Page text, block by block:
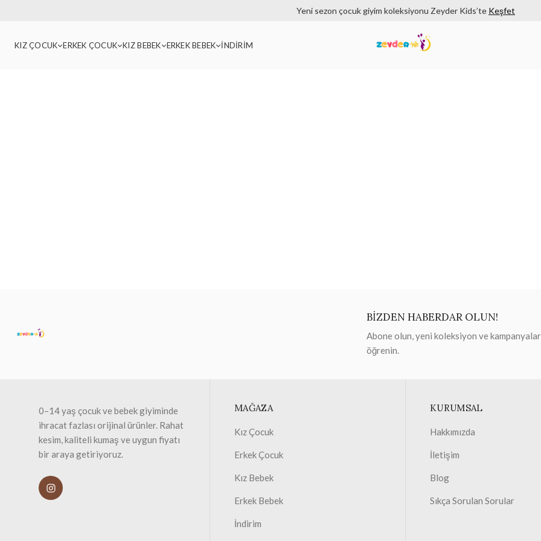
Yeni sezon çocuk giyim koleksiyonu Zeyder Kids’te Keşfet
KIZ ÇOCUK ERKEK ÇOCUK KIZ BEBEK ERKEK BEBEK İNDİRİM
BİZDEN HABERDAR OLUN!
Abone olun, yeni koleksiyon ve
öğrenin.
0–14 yaş çocuk ve bebek giyiminde
ihracat fazlası orijinal ürünler. Rahat
kesim, kaliteli kumaş ve uygun fiyatı
bir araya getiriyoruz.
MAĞAZA
Kız Çocuk
Erkek Çocuk
Kız Bebek
Erkek Bebek
İndirim
KURUMSAL
Hakkımızda
İletişim
Blog
Sıkça Sorulan Sorular